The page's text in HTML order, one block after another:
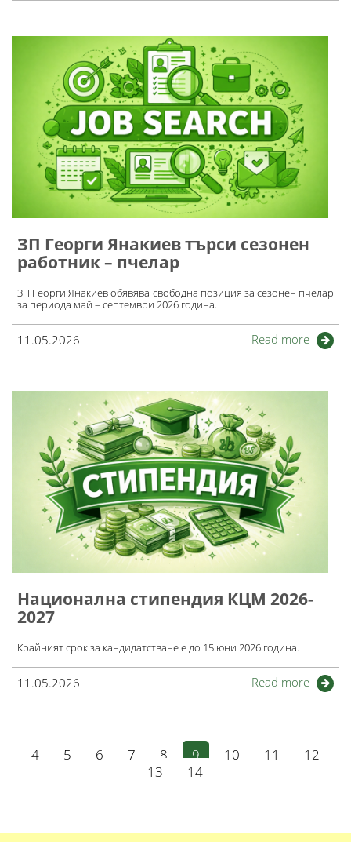
ЗП Георги Янакиев търси сезонен
работник – пчелар
ЗП Георги Янакиев обявява свободна позиция за сезонен пчелар
за периода май – септември 2026 гoдина.
11.05.2026 Read more
Национална стипендия КЦМ 2026-
2027
Крайният срок за кандидатстване е до 15 юни 2026 година.
11.05.2026 Read more
4 5 6 7 8 9 10 11
12
13
14